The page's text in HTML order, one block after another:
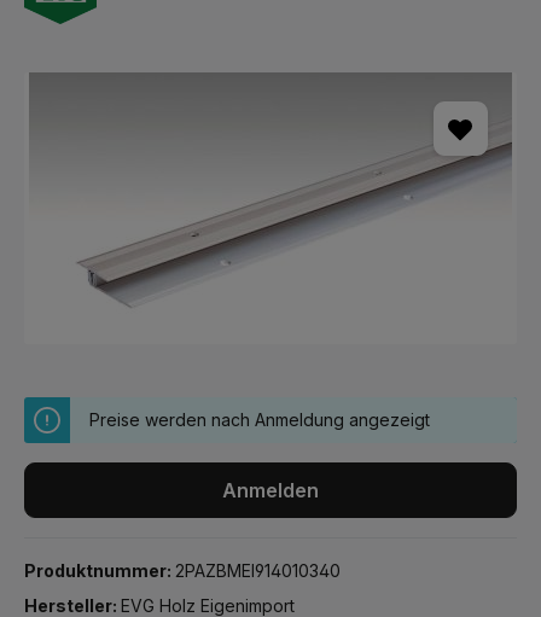
Preise werden nach Anmeldung angezeigt
Anmelden
Produktnummer: 2PAZBMEI914010340
Hersteller: EVG Holz Eigenimport